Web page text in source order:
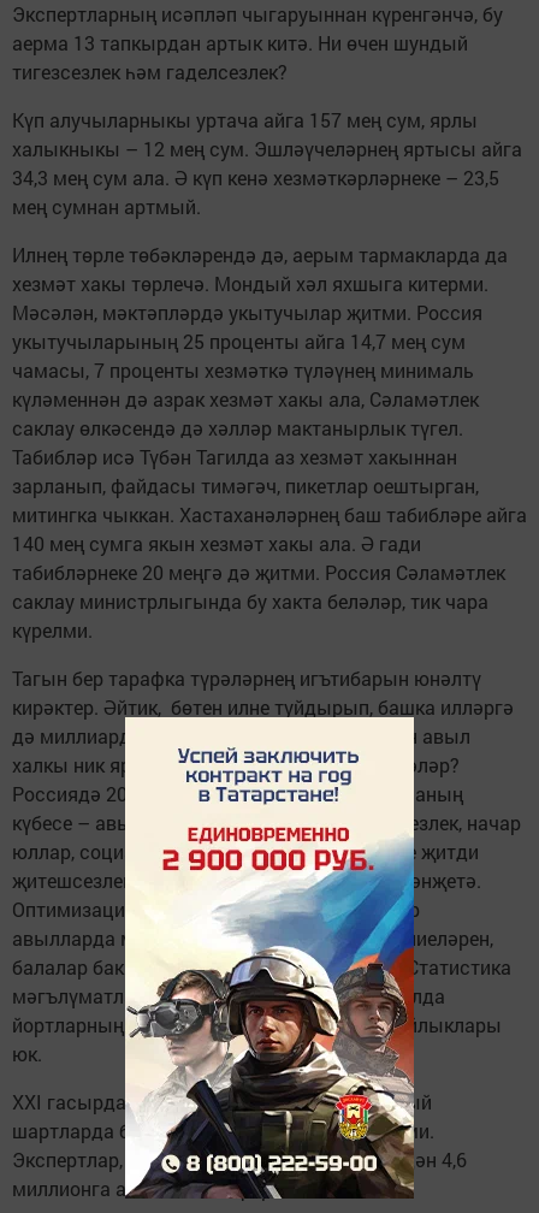
Экспертларның исәпләп чыгаруыннан күренгәнчә, бу
аерма 13 тапкырдан артык китә. Ни өчен шундый
тигезсезлек һәм гаделсезлек?
Күп алучыларныкы уртача айга 157 мең сум, ярлы
халыкныкы – 12 мең сум. Эшләүчеләрнең яртысы айга
34,3 мең сум ала. Ә күп кенә хезмәткәрләрнеке – 23,5
мең сумнан артмый.
Илнең төрле төбәкләрендә дә, аерым тармакларда да
хезмәт хакы төрлечә. Мондый хәл яхшыга китерми.
Мәсәлән, мәктәпләрдә укытучылар җитми. Россия
укытучыларының 25 проценты айга 14,7 мең сум
чамасы, 7 проценты хезмәткә түләүнең минималь
күләменнән дә азрак хезмәт хакы ала, Сәламәтлек
саклау өлкәсендә дә хәлләр мактанырлык түгел.
Табибләр исә Түбән Тагилда аз хезмәт хакыннан
зарланып, файдасы тимәгәч, пикетлар оеш­­тырган,
митингка чыккан. Хастаханәләрнең баш табибләре айга
140 мең сумга якын хезмәт хакы ала. Ә гади
табибләрнеке 20 меңгә дә җитми. Россия Сәламәтлек
саклау министрлыгында бу хакта беләләр, тик чара
күрелми.
Тагын бер тарафка түрәләрнең игътибарын юнәлтү
кирәктер. Әйтик, бөтен илне туйдырып, башка илләргә
дә миллиардларча сум ашамлык­лар саткан авыл
халкы ник ярлы яши? Ни өчен авылдан китәләр?
Россиядә 20 миллион ярлы бар дибез икән, аның
күбесе – авыл кешесе. Аз хезмәт хакы, эшсезлек, начар
юллар, социаль-мәдәни хезмәт күрсәтүдәге җитди
җитешсезлекләр авыл кешесенең күңелен рәнҗетә.
Оптимизация ясыйбыз, дигән булып, кайбер
авылларда мәктәпләрне, дәвалау учреждениеләрен,
балалар бакчаларын, клубларны яптылар. Статистика
мәгълүматларыннан күренгәнчә, бүген авылда
йортларның 67 процентында көнкүреш уңайлыклары
юк.
XXI гасырда яшәгән авыл кешесенең мондый
шартларда бала тудырып азапланасы килми.
Экспертлар, 2036 елга авыл халкы хәзергедән 4,6
миллионга азаячак, дип фаразлый.